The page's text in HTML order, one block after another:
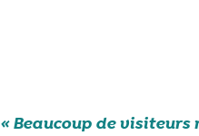
Beaucoup de visiteurs